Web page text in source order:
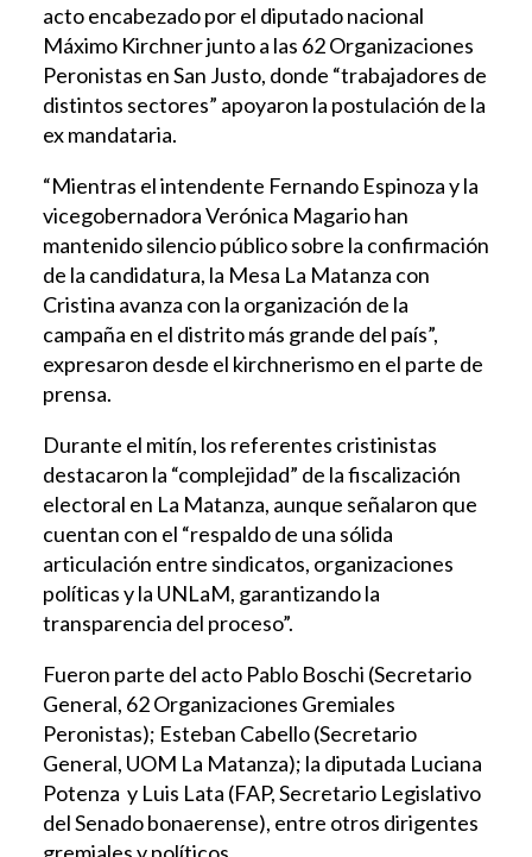
acto encabezado por el diputado nacional
Máximo Kirchner junto a las 62 Organizaciones
Peronistas en San Justo, donde “trabajadores de
distintos sectores” apoyaron la postulación de la
ex mandataria.
“Mientras el intendente Fernando Espinoza y la
vicegobernadora Verónica Magario han
mantenido silencio público sobre la confirmación
de la candidatura, la Mesa La Matanza con
Cristina avanza con la organización de la
campaña en el distrito más grande del país”,
expresaron desde el kirchnerismo en el parte de
prensa.
Durante el mitín, los referentes cristinistas
destacaron la “complejidad” de la fiscalización
electoral en La Matanza, aunque señalaron que
cuentan con el “respaldo de una sólida
articulación entre sindicatos, organizaciones
políticas y la UNLaM, garantizando la
transparencia del proceso”.
Fueron parte del acto Pablo Boschi (Secretario
General, 62 Organizaciones Gremiales
Peronistas); Esteban Cabello (Secretario
General, UOM La Matanza); la diputada Luciana
Potenza y Luis Lata (FAP, Secretario Legislativo
del Senado bonaerense), entre otros dirigentes